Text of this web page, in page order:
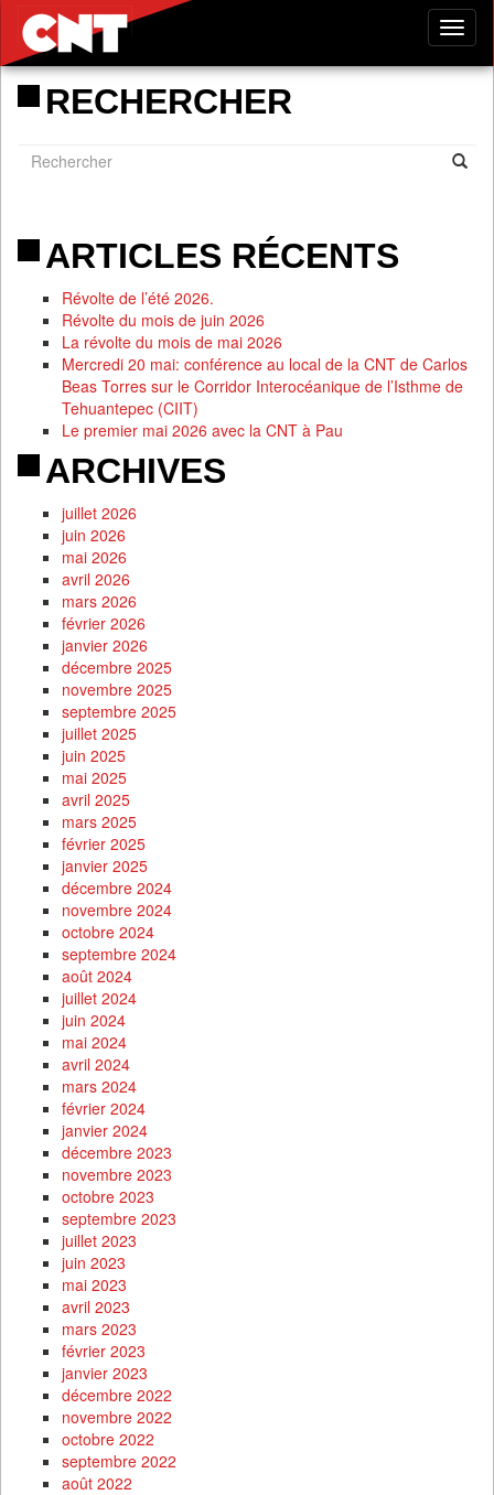
RECHERCHER
ARTICLES RÉCENTS
Révolte de l’été 2026.
Révolte du mois de juin 2026
La révolte du mois de mai 2026
Mercredi 20 mai: conférence au local de la CNT de Carlos
Beas Torres sur le Corridor Interocéanique de l’Isthme de
Tehuantepec (CIIT)
Le premier mai 2026 avec la CNT à Pau
ARCHIVES
juillet 2026
juin 2026
mai 2026
avril 2026
mars 2026
février 2026
janvier 2026
décembre 2025
novembre 2025
septembre 2025
juillet 2025
juin 2025
mai 2025
avril 2025
mars 2025
février 2025
janvier 2025
décembre 2024
novembre 2024
octobre 2024
septembre 2024
août 2024
juillet 2024
juin 2024
mai 2024
avril 2024
mars 2024
février 2024
janvier 2024
décembre 2023
novembre 2023
octobre 2023
septembre 2023
juillet 2023
juin 2023
mai 2023
avril 2023
mars 2023
février 2023
janvier 2023
décembre 2022
novembre 2022
octobre 2022
septembre 2022
août 2022